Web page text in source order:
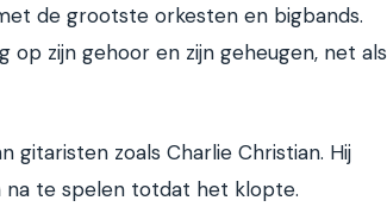
de grootste orkesten en bigbands.
op zijn gehoor en zijn geheugen, net als
gitaristen zoals Charlie Christian. Hij
te spelen totdat het klopte.